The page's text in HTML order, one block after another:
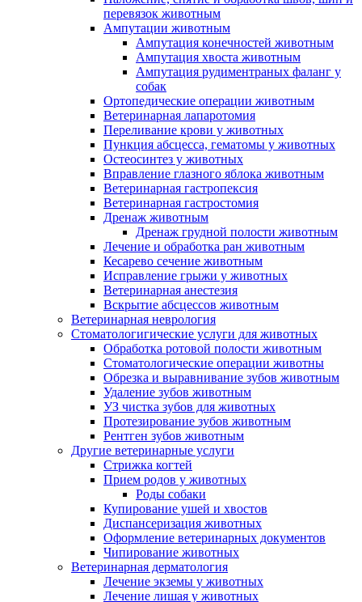
перевязок животным
Ампутации животным
Ампутация конечностей животным
Ампутация хвоста животным
Ампутация рудиментраных фаланг у
собак
Ортопедические операции животным
Ветеринарная лапаротомия
Переливание крови у животных
Пункция абсцесса, гематомы у животных
Остеосинтез у животных
Вправление глазного яблока животным
Ветеринарная гастропексия
Ветеринарная гастростомия
Дренаж животным
Дренаж грудной полости животным
Лечение и обработка ран животным
Кесарево сечение животным
Исправление грыжи у животных
Ветеринарная анестезия
Вскрытие абсцессов животным
Ветеринарная неврология
Стоматологигические услуги для животных
Обработка ротовой полости животным
Стоматологические операции животны
Обрезка и выравнивание зубов животным
Удаление зубов животным
УЗ чистка зубов для животных
Протезирование зубов животным
Рентген зубов животным
Другие ветеринарные услуги
Стрижка когтей
Прием родов у животных
Роды собаки
Купирование ушей и хвостов
Диспансеризация животных
Оформление ветеринарных документов
Чипирование животных
Ветеринарная дерматология
Лечение экземы у животных
Лечение лишая у животных